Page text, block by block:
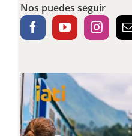
Nos puedes seguir